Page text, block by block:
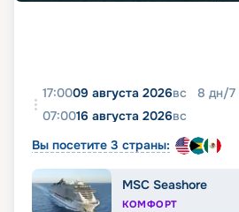
17:0009 августа 2026вс 8 дн/7
07:0016 августа 2026вс
Вы посетите 3 страны:
MSC Seashore
КОМФОРТ